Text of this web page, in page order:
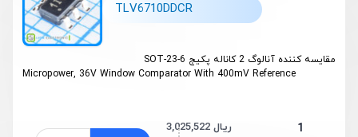
TLV6710DDCR
مقایسه کننده آنالوگ 2 کاناله پکیج SOT-23-6
Micropower, 36V Window Comparator With 400mV Reference
1 3,025,522 ریال